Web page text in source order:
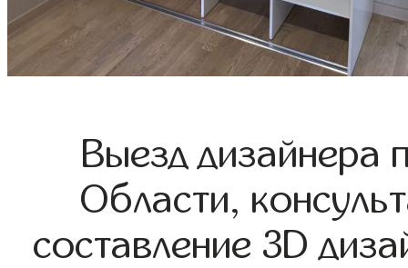
Выезд дизайнера
Области,
составление 3D